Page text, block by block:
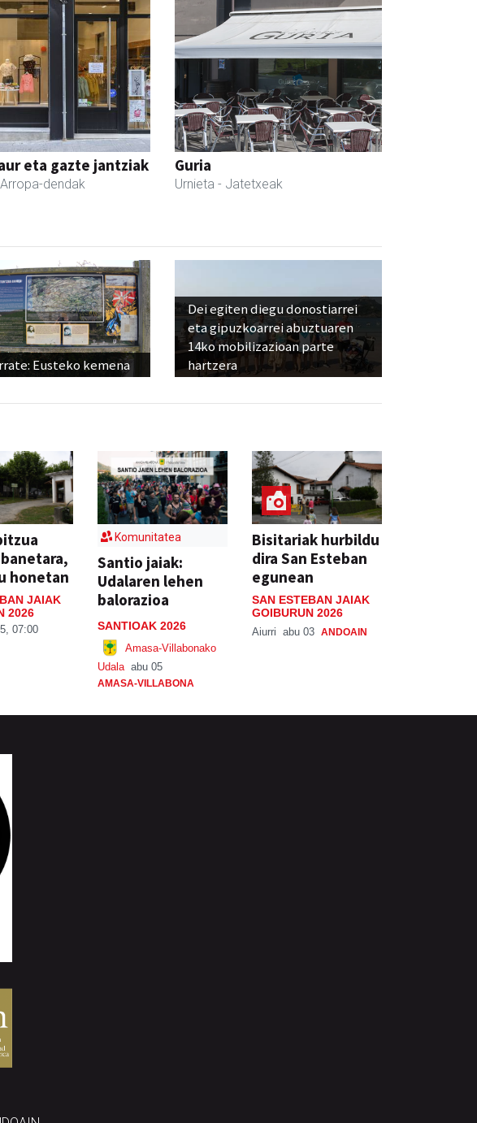
eta gazte jantziak
dendak
Guria
Urnieta - Jatetxeak
Eusteko kemena
Dei egiten diegu donostiarrei
eta gipuzkoarrei abuztuaren
14ko mobilizazioan parte
hartzera
honetan
JAIAK
2026
07:00
Komunitatea
Santio jaiak:
Udalaren lehen
balorazioa
SANTIOAK 2026
Amasa-Villabonako
Udala abu 05
AMASA-VILLABONA
Bisitariak hurbildu
dira San Esteban
egunean
SAN ESTEBAN JAIAK
GOIBURUN 2026
Aiurri abu 03 ANDOAIN